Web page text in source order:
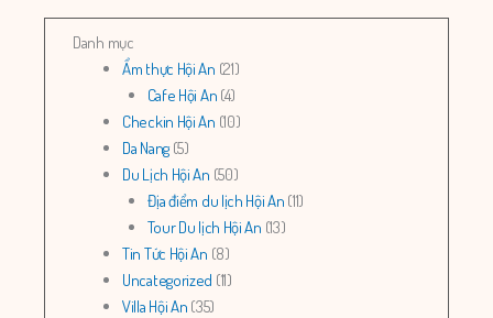
Danh mục
Ẩm thực Hội An (21)
Cafe Hội An (4)
Checkin Hội An (10)
Da Nang(5)
Du Lịch Hội An (50)
Địa điểm du lịch Hội An (11)
Tour Du lịch Hội An (13)
Tin Tức Hội An (8)
Uncategorized (11)
Villa Hội An (35)